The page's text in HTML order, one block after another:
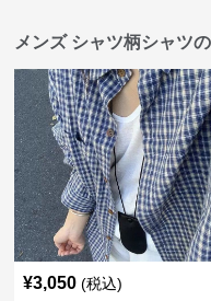
メンズ シャツ柄シャツ
¥3,050 (税込)